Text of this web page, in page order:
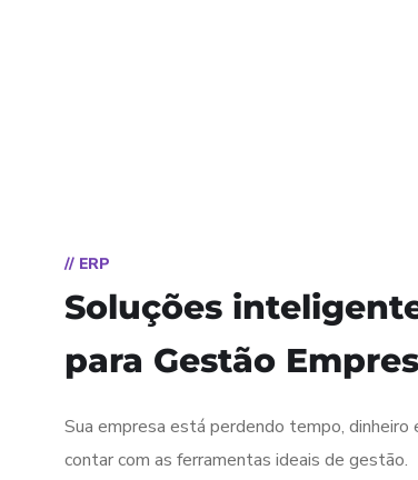
// ERP
Soluções
para Gestão
Sua empresa está perdendo tempo, dinheiro
contar com as ferramentas ideais de gestão.